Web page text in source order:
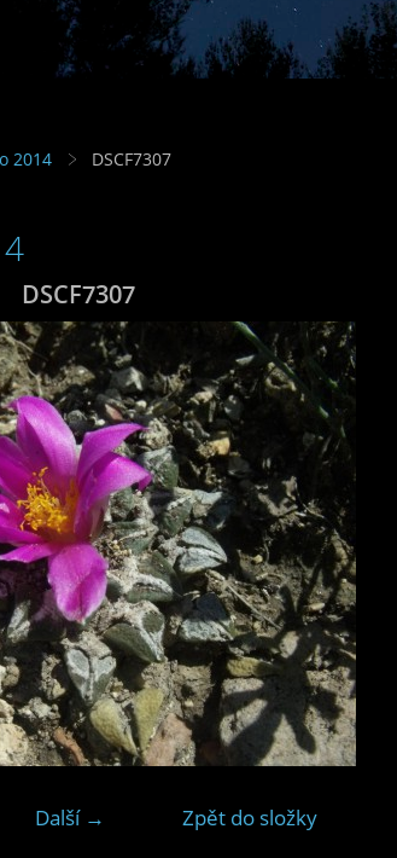
2014 DSCF7307
DSCF7307
Další → Zpět do složky